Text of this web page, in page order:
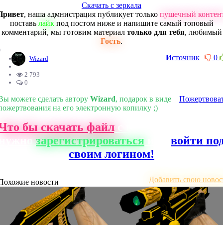
Скачать с зеркала
, наша адмнистрация публикует только пушечный
поставь лайкпод постом ниже и напишите самый топовый
комментарий, мы готовим материал только для тебя, любимый
Гость.
0
Источник
Wizard
2 793
0
можете сделать автору Wizard, подарок в виде
на его электронную копилку ;)
бы скачать файлс нашего сайта,
зарегистрироваться
войти
своим логином!
новости Добавить свою